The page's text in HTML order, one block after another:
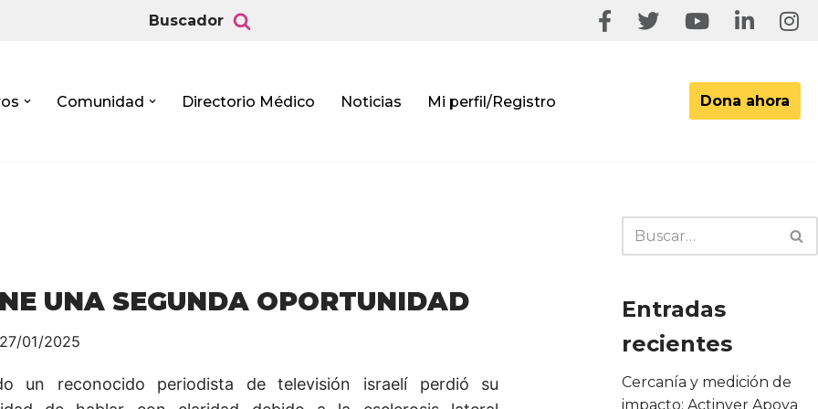
Buscador
Comunidad Directorio Médico Noticias Mi perfil/Registro Dona ahora
UNA SEGUNDA OPORTUNIDAD
27/01/2025
un reconocido periodista de televisión israelí perdió su
Entradas
recientes
Cercanía y medición de
impacto: Actinver Apoya